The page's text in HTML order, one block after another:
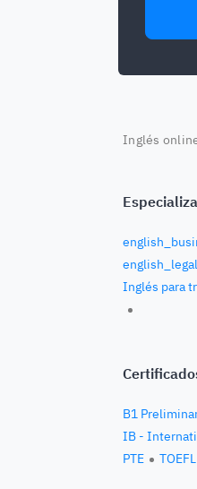
Inglés
english_legal
Inglés para
B1
IB -
PTE
TOEFL